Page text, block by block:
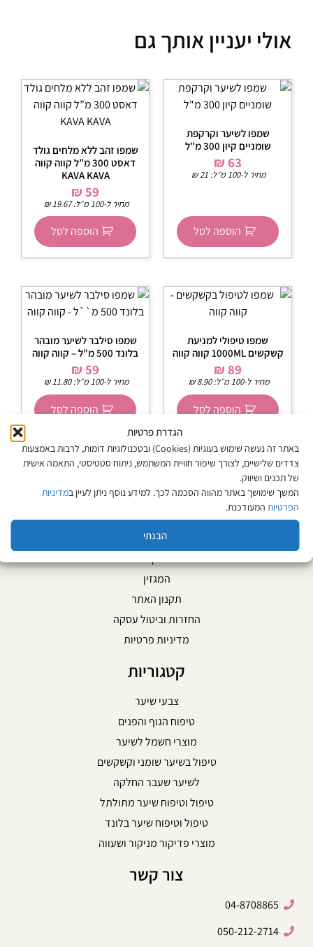
הגדרת פרטיות
באתר זה נעשה שימוש בעוגיות (Cookies) ובטכנולוגיות דומות, לרבות באמצעות
צדדים שלישיים, לצורך שיפור חוויית המשתמש, ניתוח סטטיסטי, התאמה אישית
של תכנים ושיווק.
המשך שימושך באתר מהווה הסכמה לכך. למידע נוסף ניתן לעיין במדיניות
הפרטיותהמעודכנת.
הבנתי
אולי יעניין אותך גם
שמפו לשיער וקרקפת
שומניים קיון 300 מ"ל
₪63
מחיר ל-100 מ״ל: ₪21
הוספה לסל
שמפו זהב ללא מלחים גולד
דאסט 300 מ”ל קווה קווה
KAVA KAVA
₪59
מחיר ל-100 מ״ל: ₪19.67
הוספה לסל
שמפו טיפולי למניעת
קשקשים 1000ML קווה קווה
₪89
מחיר ל-100 מ״ל: ₪8.90
הוספה לסל
שמפו סילבר לשיער מובהר
בלונד 500 מ"ל – קווה קווה
₪59
מחיר ל-100 מ״ל: ₪11.80
הוספה לסל
אודות
המגזין
תקנון האתר
החזרות וביטול עסקה
מדיניות פרטיות
קטגוריות
צבעי שיער
טיפוח הגוף והפנים
מוצרי חשמל לשיער
טיפול בשיער שומני וקשקשים
לשיער שעבר החלקה
טיפול וטיפוח שיער מתולתל
טיפול וטיפוח שיער בלונד
מוצרי פדיקור מניקור ושעווה
צור קשר
04-8708865
050-212-2714